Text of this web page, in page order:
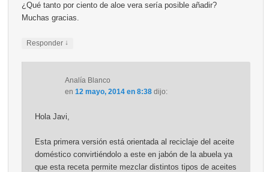
¿Qué tanto por ciento de aloe vera sería posible añadir?
Muchas gracias.
Responder ↓
Analía Blanco
en 12 mayo, 2014 en 8:38 dijo:
Hola Javi,
Esta primera versión está orientada al reciclaje del aceite
doméstico convirtiéndolo a este en jabón de la abuela ya
que esta receta permite mezclar distintos tipos de aceites